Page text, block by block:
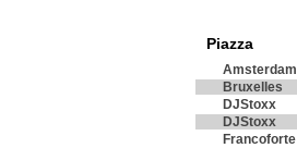
Piazza
Amsterdam
Bruxelles
DJStoxx
DJStoxx
Francoforte